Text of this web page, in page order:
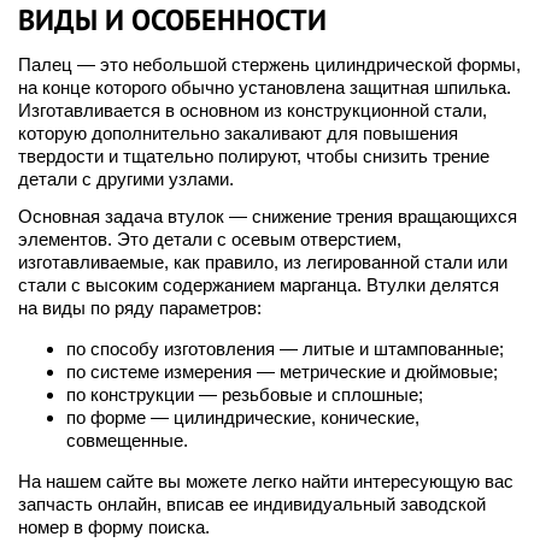
ВИДЫ И ОСОБЕННОСТИ
Палец — это небольшой стержень цилиндрической формы,
на конце которого обычно установлена защитная шпилька.
Изготавливается в основном из конструкционной стали,
которую дополнительно закаливают для повышения
твердости и тщательно полируют, чтобы снизить трение
детали с другими узлами.
Основная задача втулок — снижение трения вращающихся
элементов. Это детали с осевым отверстием,
изготавливаемые, как правило, из легированной стали или
стали с высоким содержанием марганца. Втулки делятся
на виды по ряду параметров:
по способу изготовления — литые и штампованные;
по системе измерения — метрические и дюймовые;
по конструкции — резьбовые и сплошные;
по форме — цилиндрические, конические,
совмещенные.
На нашем сайте вы можете легко найти интересующую вас
запчасть онлайн, вписав ее индивидуальный заводской
номер в форму поиска.